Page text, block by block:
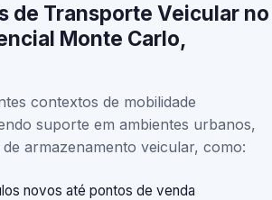
de Transporte Veicular no
Monte Carlo,
contextos de mobilidade
suporte em ambientes urbanos,
armazenamento veicular, como:
novos até pontos de venda